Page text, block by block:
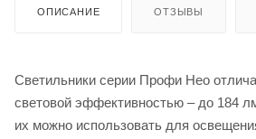
ОПИСАНИЕ ОТЗЫВЫ
Светильники серии Профи Нео
световой эффективностью – до 184
их можно использовать для